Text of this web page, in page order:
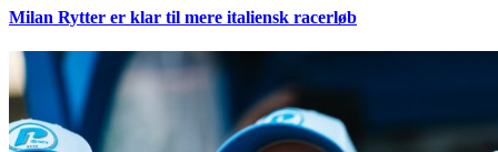
Milan Rytter er klar til mere italiensk racerløb